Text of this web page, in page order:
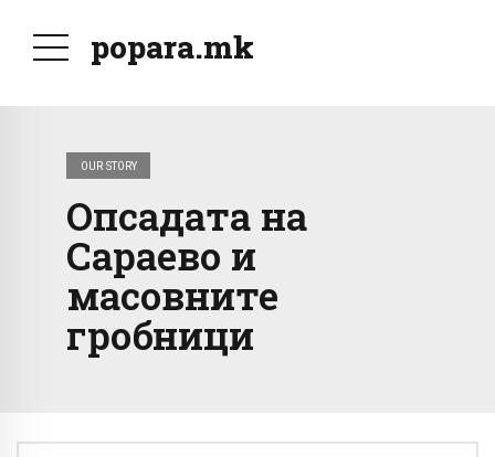
popara.mk
OUR STORY
Опсадата на
Сараево и
масовните
гробници